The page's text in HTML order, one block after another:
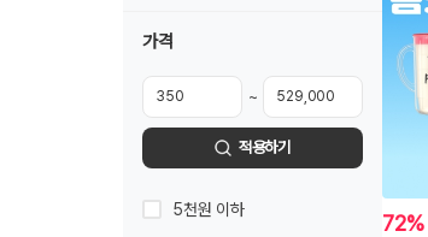
가격
~
적용하기
5천원 이하
72%